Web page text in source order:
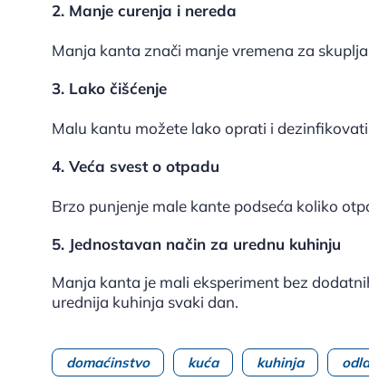
2. Manje curenja i nereda
Manja kanta znači manje vremena za
3. Lako čišćenje
Malu kantu možete lako oprati i
4. Veća svest o otpadu
Brzo punjenje male kante podseća koliko
5. Jednostavan način za urednu kuhinju
Manja kanta je mali eksperiment bez
urednija kuhinja svaki dan.
domaćinstvo kuća kuhinja